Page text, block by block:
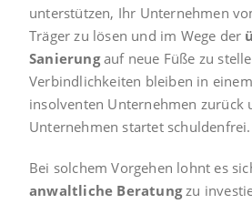
unterstützen, Ihr Unternehmen
Träger zu lösen und im Wege der
Sanierungauf neue Füße zu
Verbindlichkeiten bleiben in
insolventen Unternehmen zurück
Unternehmen startet schuldenfrei.
Bei solchem Vorgehen lohnt es
anwaltliche Beratungzu